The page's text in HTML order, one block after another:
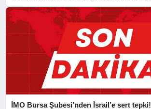
İMO Bursa Şubesi’nden İsrail’e sert tepki!